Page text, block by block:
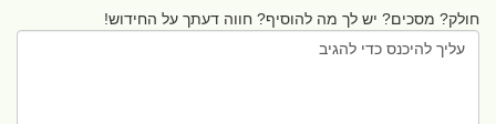
חולק? מסכים? יש לך מה להוסיף? חווה דעתך על החידוש!